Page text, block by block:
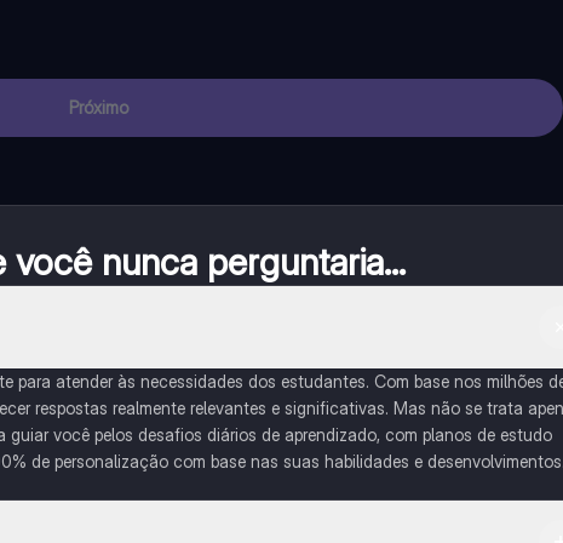
Próximo
nunca perguntaria...
para atender às necessidades dos estudantes. Com base nos milhões
respostas realmente relevantes e significativas. Mas não se trata
guiar você pelos desafios diários de aprendizado, com planos de estudo
de personalização com base nas suas habilidades e desenvolvimentos.